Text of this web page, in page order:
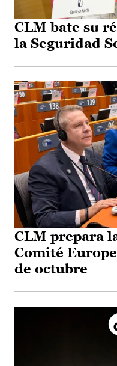
CLM bate su
la Seguridad
CLM prepara
Comité
de octubre